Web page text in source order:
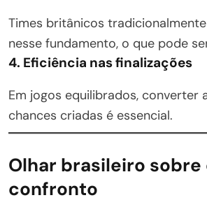
Times britânicos
nesse fundamento, o que pode
4. Eficiência nas finalizações
Em jogos equilibrados, converter
chances criadas é essencial.
Olhar brasileiro sobre
confronto